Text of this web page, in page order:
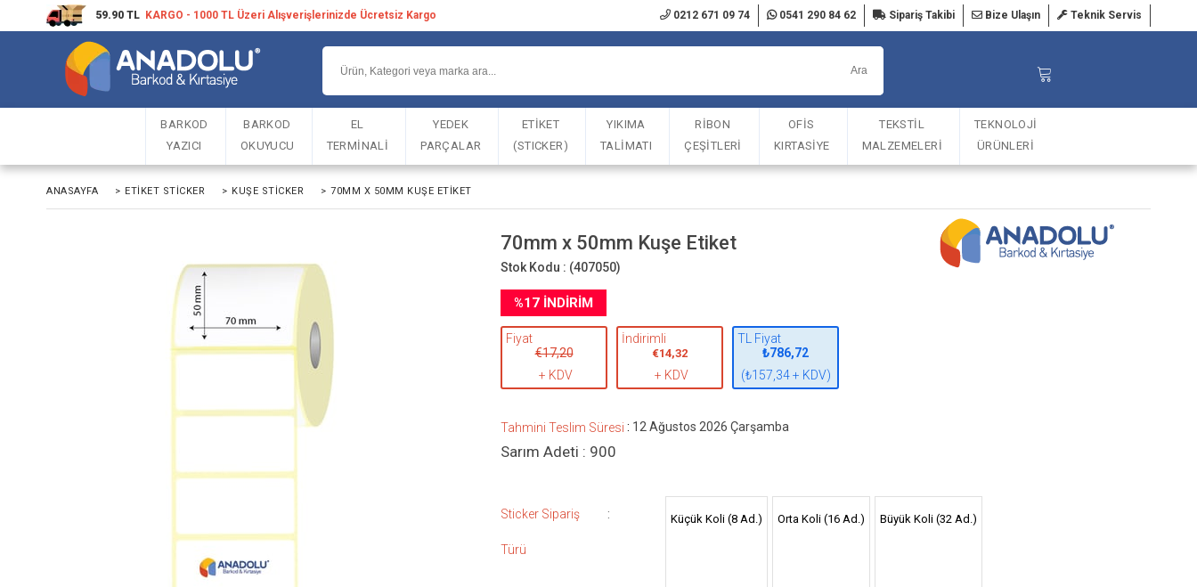
59.90 TL KARGO - 1000 TL Üzeri Alışverişlerinizde Ücretsiz Kargo 0212 671 09 74 0541 290 84 62 Sipariş Takibi Bize Ulaşın Teknik Servis
BARKOD
YAZICI
BARKOD
OKUYUCU
EL
TERMİNALİ
YEDEK
PARÇALAR
ETİKET
(STICKER)
YIKIMA
TALİMATI
RİBON
ÇEŞİTLERİ
OFİS
KIRTASİYE
TEKSTİL
MALZEMELERİ
TEKNOLOJİ
ÜRÜNLERİ
ANASAYFA > ETIKET STICKER > KUŞE STICKER > 70MM X 50MM KUŞE ETIKET
70mm x 50mm Kuşe Etiket
Stok Kodu : (407050)
%17 İNDIRIM
Fiyat
€17,20
+ KDV
İndirimli
€14,32
+ KDV
TL Fiyat
₺786,72
(₺157,34 + KDV)
Tahmini Teslim Süresi : 12 Ağustos 2026 Çarşamba
Sarım Adeti : 900
Sticker Sipariş
Türü
: Küçük Koli (8 Ad.) Orta Koli (16 Ad.) Büyük Koli (32 Ad.)